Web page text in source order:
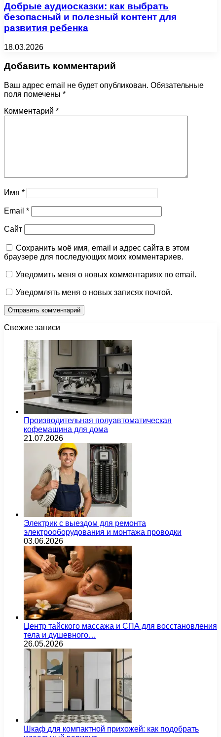
Добрые аудиосказки: как выбрать
безопасный и полезный контент для
развития ребенка
18.03.2026
Добавить комментарий
Ваш адрес email не будет опубликован. Обязательные
поля помечены *
Комментарий *
Имя *
Email *
Сайт
Сохранить моё имя, email и адрес сайта в этом
браузере для последующих моих комментариев.
Уведомить меня о новых комментариях по email.
Уведомлять меня о новых записях почтой.
Свежие записи
Производительная полуавтоматическая
кофемашина для дома
21.07.2026
Электрик с выездом для ремонта
электрооборудования и монтажа проводки
03.06.2026
Центр тайского массажа и СПА для восстановления
тела и душевного…
26.05.2026
Шкаф для компактной прихожей: как подобрать